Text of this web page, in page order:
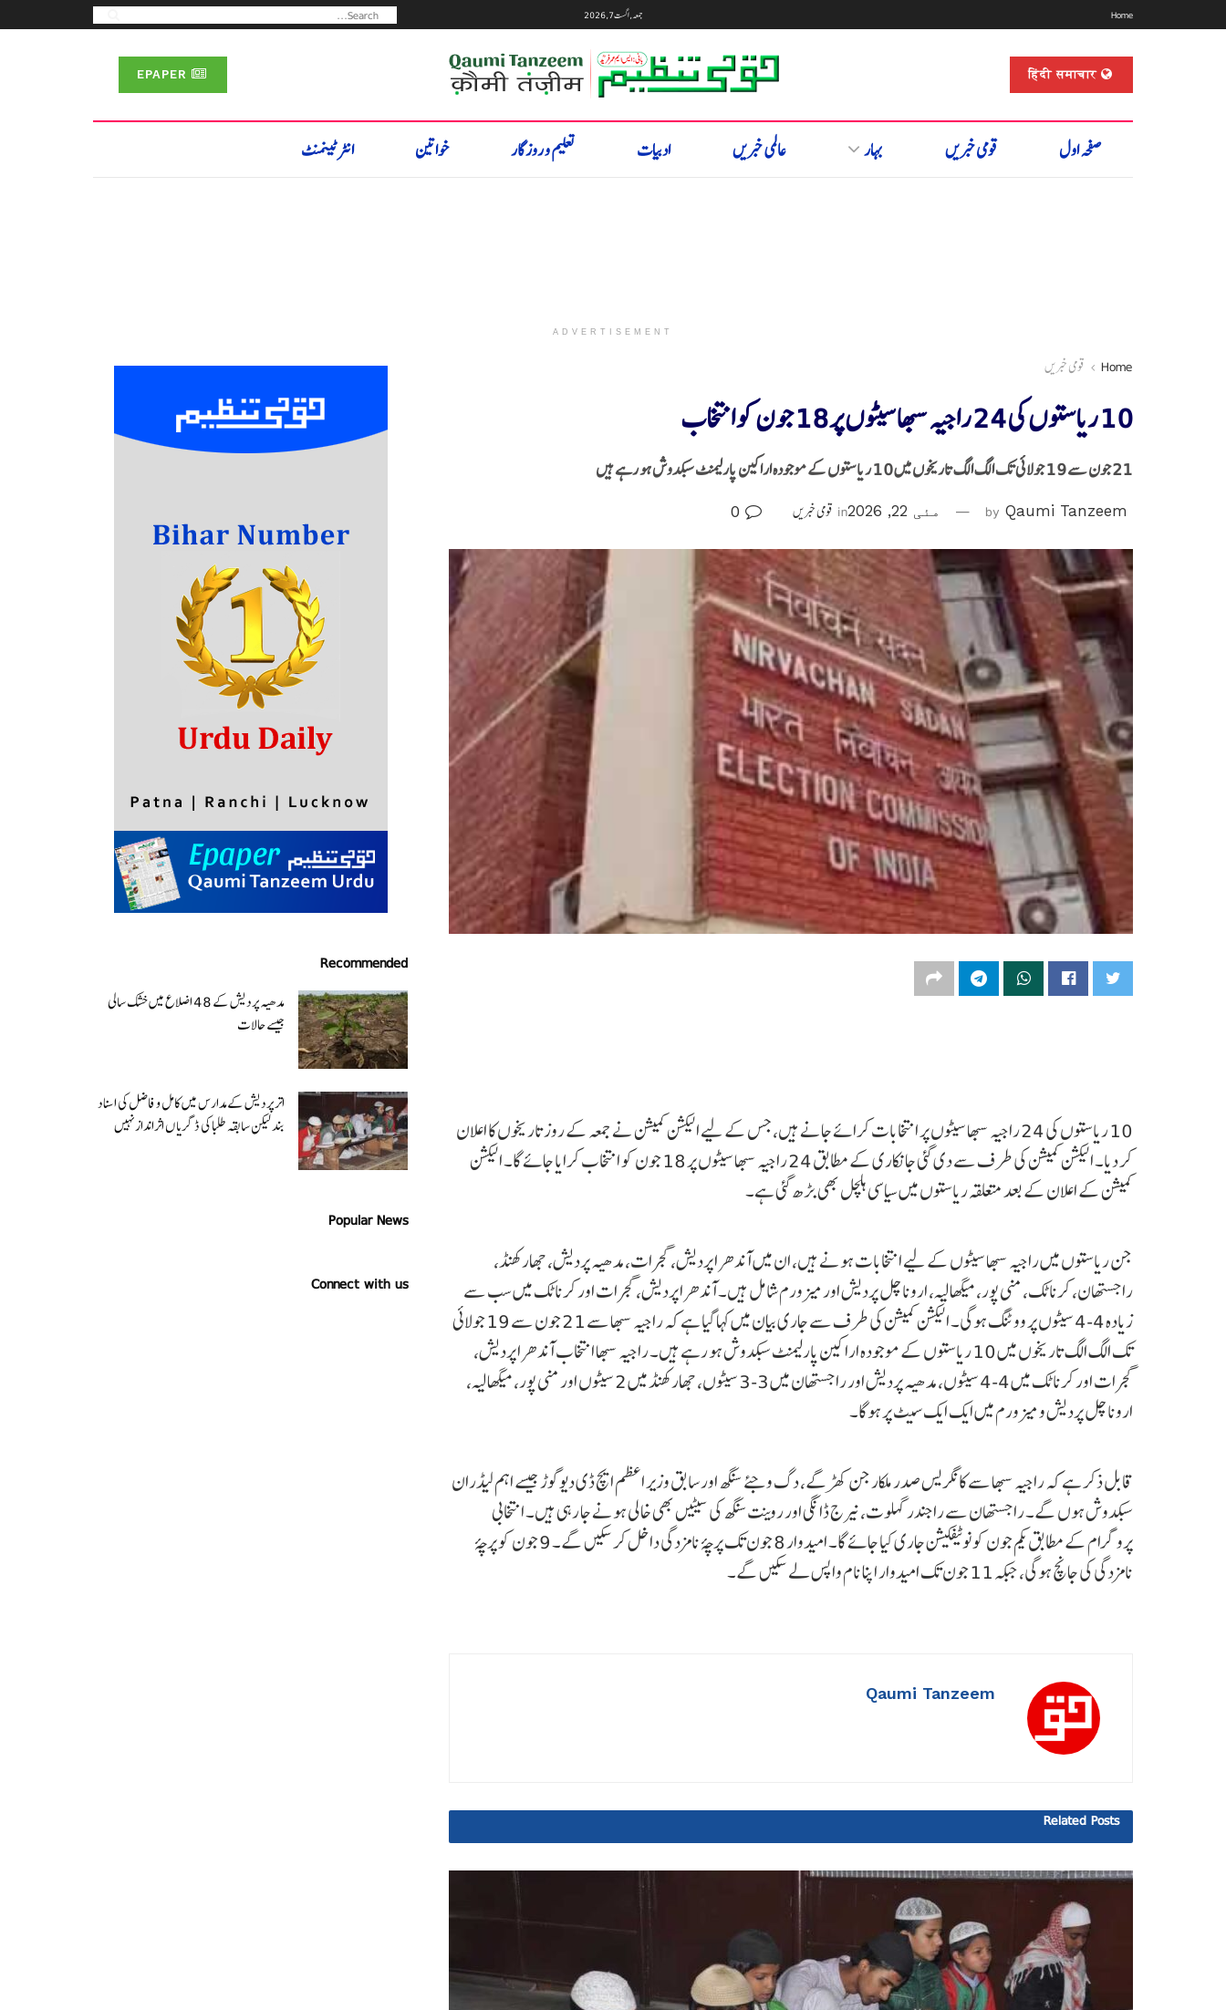
Home جمعہ, اگست 7, 2026
हिंदी समाचार
صفحہ اول قومی خبریں بہار عالمی خبریں ادبیات تعلیم و روزگار خواتین انٹرٹینمنٹ
ADVERTISEMENT
Home قومی خبریں
10 ریاستوں کی 24 راجیہ سبھا سیٹوں پر 18 جون کو انتخاب
21 جون سے 19 جولائی تک الگ الگ تاریخوں میں 10 ریاستوں کے موجودہ اراکین پارلیمنٹ سبکدوش ہو رہے ہیں
by Qaumi Tanzeem مئی 22, 2026 in قومی خبریں
10 ریاستوں کی 24 راجیہ سبھا سیٹوں پر انتخابات کرائے جانے ہیں، جس کے لیے الیکشن کمیشن نے جمعہ کے روز تاریخوں کا اعلان
کر دیا۔ الیکشن کمیشن کی طرف سے دی گئی جانکاری کے مطابق 24 راجیہ سبھا سیٹوں پر 18 جون کو انتخاب کرایا جائے گا۔ الیکشن
کمیشن کے اعلان کے بعد متعلقہ ریاستوں میں سیاسی ہلچل بھی بڑھ گئی ہے۔
جن ریاستوں میں راجیہ سبھا سیٹوں کے لیے انتخابات ہونے ہیں، ان میں آندھرا پردیش، گجرات، مدھیہ پردیش، جھارکھنڈ،
راجستھان، کرناٹک، منی پور، میگھالیہ، اروناچل پردیش اور میزورم شامل ہیں۔ آندھرا پردیش، گجرات اور کرناٹک میں سب سے
زیادہ 4-4 سیٹوں پر ووٹنگ ہوگی۔ الیکشن کمیشن کی طرف سے جاری بیان میں کہا گیا ہے کہ راجیہ سبھا سے 21 جون سے 19 جولائی
تک الگ الگ تاریخوں میں 10 ریاستوں کے موجودہ اراکین پارلیمنٹ سبکدوش ہو رہے ہیں۔ راجیہ سبھا انتخاب آندھرا پردیش،
گجرات اور کرناٹک میں 4-4 سیٹوں، مدھیہ پردیش اور راجستھان میں 3-3 سیٹوں، جھارکھنڈ میں 2 سیٹوں اور منی پور، میگھالیہ،
اروناچل پردیش و میزورم میں ایک ایک سیٹ پر ہوگا۔
قابل ذکر ہے کہ راجیہ سبھا سے کانگریس صدر ملکارجن کھڑگے، دگ وجئے سنگھ اور سابق وزیر اعظم ایچ ڈی دیوگوڑ جیسے اہم لیڈران
سبکدوش ہوں گے۔ راجستھان سے راجندر گہلوت، نیرج ڈانگی اور روینت سنگھ کی سیٹیں بھی خالی ہونے جا رہی ہیں۔ انتخابی
پروگرام کے مطابق یکم جون کو نوٹیفکیشن جاری کیا جائے گا۔ امیدوار 8 جون تک پرچۂ نامزدگی داخل کر سکیں گے۔ 9 جون کو پرچۂ
نامزدگی کی جانچ ہوگی، جبکہ 11 جون تک امیدوار اپنا نام واپس لے سکیں گے۔
Qaumi Tanzeem
Related Posts
Recommended
مدھیہ پردیش کے 48 اضلاع میں خشک سالی
جیسے حالات
اتر پردیش کےمدارس میں کامل و فاضل کی اسناد
بند لیکن سابقہ طلبا کی ڈگریا ں اثرانداز نہیں
Popular News
Connect with us